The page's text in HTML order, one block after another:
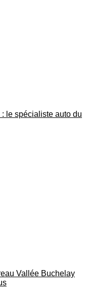
le spécialiste auto du
Vallée Buchelay